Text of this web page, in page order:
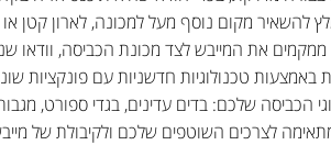
מקום נוסף מעל למכונה, לארון קטן או
ממקמים את המייבש לצד מכונת הכביסה, וודאו
טכנולוגיות חדשניות עם פונקציות
הכביסה שלכם: בדים עדינים, בגדי ספורט,
לצרכים השוטפים שלכם ולקיבולת של